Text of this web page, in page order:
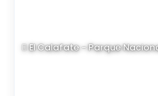
El Calafate - Parque